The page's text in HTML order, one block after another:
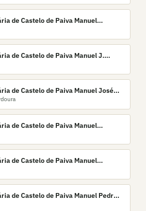
de Castelo de Paiva Manuel
de Castelo de Paiva Manuel J.
de Castelo de Paiva Manuel José
Lda
de Castelo de Paiva Manuel
de Castelo de Paiva Manuel
de Castelo de Paiva Manuel Pedro,